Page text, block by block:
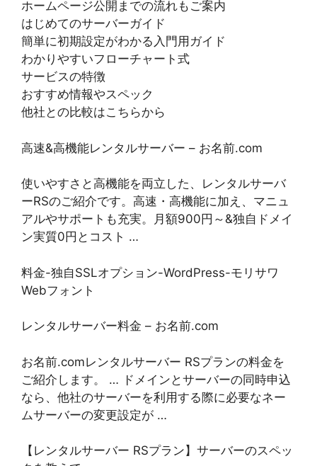
ホームページ公開までの流れもご案内
はじめてのサーバーガイド
簡単に初期設定がわかる入門用ガイド
わかりやすいフローチャート式
サービスの特徴
おすすめ情報やスペック
他社との比較はこちらから
高速&高機能レンタルサーバー – お名前.com
使いやすさと高機能を両立した、レンタルサーバ
ーRSのご紹介です。高速・高機能に加え、マニュ
アルやサポートも充実。月額900円～&独自ドメイ
ン実質0円とコスト …
料金-独自SSLオプション-WordPress-モリサワ
Webフォント
レンタルサーバー料金 – お名前.com
お名前.comレンタルサーバー RSプランの料金を
ご紹介します。 … ドメインとサーバーの同時申込
なら、他社のサーバーを利用する際に必要なネー
ムサーバーの変更設定が …
【レンタルサーバー RSプラン】サーバーのスペッ